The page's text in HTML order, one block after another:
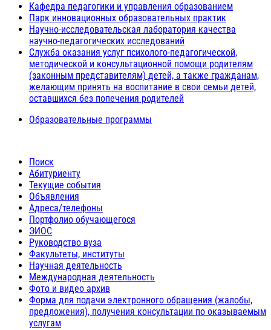
Кафедра педагогики и управления образованием
Парк инновационных образовательных практик
Научно-исследовательская лаборатория качества
научно-педагогических исследований
Служба оказания услуг психолого-педагогической,
методической и консультационной помощи родителям
(законным представителям) детей, а также гражданам,
желающим принять на воспитание в свои семьи детей,
оставшихся без попечения родителей
Образовательные программы
Поиск
Абитуриенту
Текущие события
Объявления
Адреса/телефоны
Портфолио обучающегося
ЭИОС
Руководство вуза
Факультеты, институты
Научная деятельность
Международная деятельность
Фото и видео архив
Форма для подачи электронного обращения (жалобы,
предложения), получения консультации по оказываемым
услугам